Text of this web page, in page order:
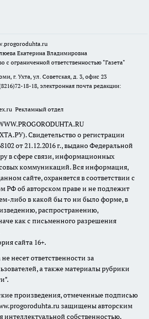
Екатерина Владимировна
с ограниченной ответственностью "Газета"
г. Ухта, ул. Советская, д. 3, офис 23
18-18, электронная почта редакции:
Рекламный отдел
Свидетельство о регистрации
от 21.12.2016 г., выдано Федеральной
в сфере связи, информационных
коммуникаций. Вся информация,
сайте, охраняется в соответствии с
РФ об авторском праве и не подлежит
либо в какой бы то ни было форме, в
распространению,
как с письменного разрешения
сайта 16+.
несет ответственности за
а также материалы рубрики
произведения, отмеченные подписью
защищены авторским
интеллектуальной собственностью.